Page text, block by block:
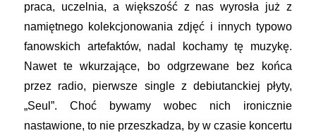
praca, uczelnia, a większość z nas wyrosła już z
namiętnego kolekcjonowania zdjęć i innych typowo
fanowskich artefaktów, nadal kochamy tę muzykę.
Nawet te wkurzające, bo odgrzewane bez końca
przez radio, pierwsze single z debiutanckiej płyty,
„Seul”. Choć bywamy wobec nich ironicznie
nastawione, to nie przeszkadza, by w czasie koncertu